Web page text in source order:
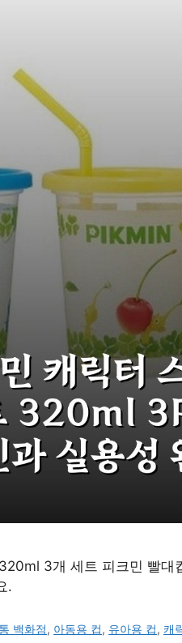
3개 세트 피크민 빨대
.
백화점, 아동용 컵, 유아용 컵,캐